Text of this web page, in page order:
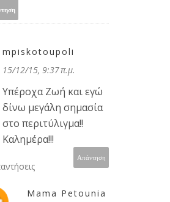
mpiskotoupoli
15/12/15, 9:37 π.μ.
Υπέροχα Ζωή και εγώ
δίνω μεγάλη σημασία
στο περιτύλιγμα!!
Καλημέρα!!!
Απάντηση
Mama Petounia